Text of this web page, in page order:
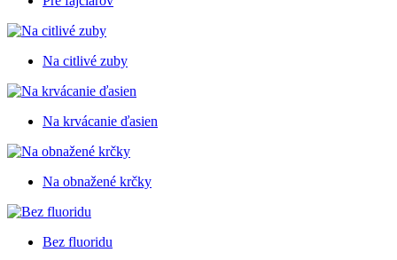
Na citlivé zuby
Na krvácanie ďasien
Na obnažené krčky
Bez fluoridu